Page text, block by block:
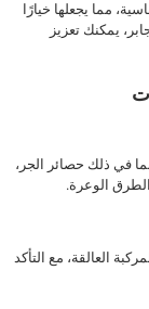
مما يجعلها خيارًا
يمكنك تعزيز
في ذلك حصائر الجر،
الوعرة.
العالقة، مع التأكد